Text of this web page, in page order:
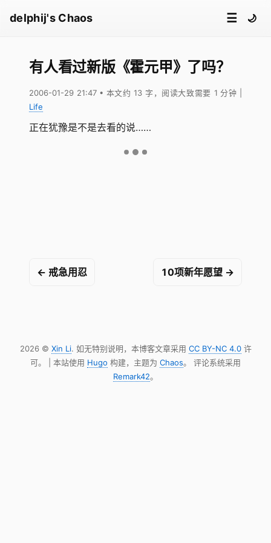
delphij's Chaos ☰ 🌙
有人看过新版《霍元甲》了吗？
2006-01-29 21:47 • 本文约 13 字，阅读大致需要 1 分钟
Life
正在犹豫是不是去看的说……
← 戒急用忍 10项新年愿望 →
2026 © Xin Li. 如无特别说明，本博客文章采用 CC BY-NC 4.0许
可。 | 本站使用 Hugo 构建，主题为 Chaos。 评论系统采用
Remark42。